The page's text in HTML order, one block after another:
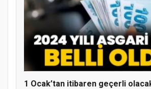
MÜFTÜ ABULSELAM
1 Ocak’tan itibaren geçerli